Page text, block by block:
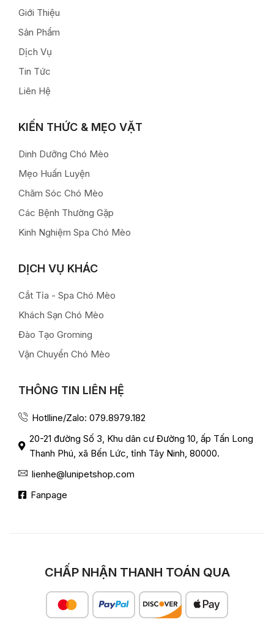
Giới Thiệu
Sản Phẩm
Dịch Vụ
Tin Tức
Liên Hệ
KIẾN THỨC & MẸO VẶT
Dinh Dưỡng Chó Mèo
Mẹo Huấn Luyện
Chăm Sóc Chó Mèo
Các Bệnh Thường Gặp
Kinh Nghiệm Spa Chó Mèo
DỊCH VỤ KHÁC
Cắt Tỉa - Spa Chó Mèo
Khách Sạn Chó Mèo
Đào Tạo Groming
Vận Chuyển Chó Mèo
THÔNG TIN LIÊN HỆ
Hotlline/Zalo: 079.8979.182
20-21 đường Số 3, Khu dân cư Đường 10, ấp Tấn Long
Thanh Phú, xã Bến Lức, tỉnh Tây Ninh, 80000.
lienhe@lunipetshop.com
Fanpage
CHẤP NHẬN THANH TOÁN QUA